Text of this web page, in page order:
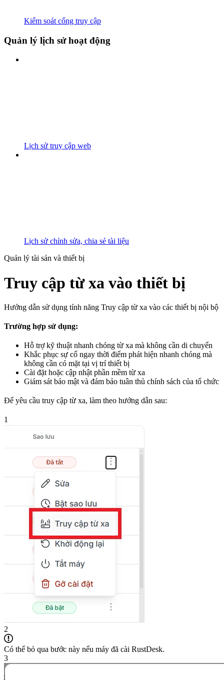
Kiểm soát cổng truy cập
Quản lý lịch sử hoạt động
Lịch sử truy cập web
Lịch sử chỉnh sửa, chia sẻ tài liệu
Quản lý tài sản và thiết bị
Truy cập từ xa vào thiết bị
Hướng dẫn sử dụng tính năng Truy cập từ xa vào các thiết bị nội bộ
Trường hợp sử dụng:
Hỗ trợ kỹ thuật nhanh chóng từ xa mà không cần di chuyển
Khắc phục sự cố ngay thời điểm phát hiện nhanh chóng mà
không cần có mặt tại vị trí thiết bị
Cài đặt hoặc cập nhật phần mềm từ xa
Giám sát bảo mật và đảm bảo tuân thủ chính sách của tổ chức
Để yêu cầu truy cập từ xa, làm theo hướng dẫn sau:
1
2
Có thể bỏ qua bước này nếu máy đã cài RustDesk.
3